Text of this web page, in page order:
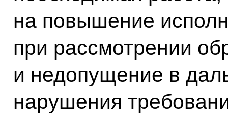
на повышение
при рассмотрении
и недопущение в
нарушения